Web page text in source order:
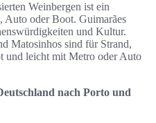
Weinbergen ist ein
Auto oder Boot. Guimarães
und Kultur.
Matosinhos sind für Strand,
und leicht mit Metro oder Auto
nach Porto und